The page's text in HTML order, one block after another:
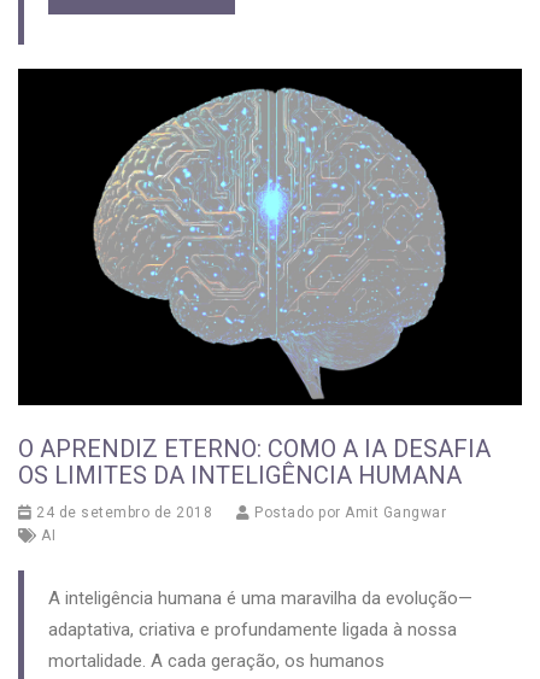
O APRENDIZ ETERNO: COMO A IA DESAFIA
OS LIMITES DA INTELIGÊNCIA HUMANA
24 de setembro de 2018 Postado por Amit Gangwar
AI
A inteligência humana é uma maravilha da evolução—
adaptativa, criativa e profundamente ligada à nossa
mortalidade. A cada geração, os humanos